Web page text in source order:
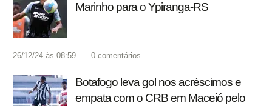
Marinho para o Ypiranga-RS
26/12/24 às 08:59 0 comentários
Botafogo leva gol nos acréscimos e
empata com o CRB em Maceió pelo